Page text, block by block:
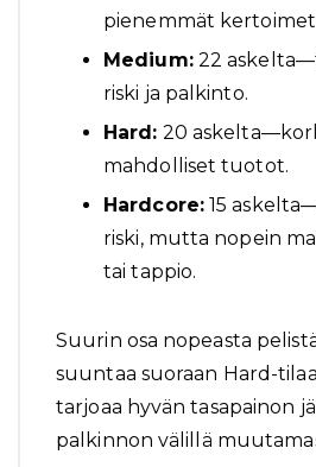
pienemmät
Medium:22
riski ja palkinto.
Hard: 20
mahdolliset tuotot.
Hardcore:15
riski, mutta nopein
tai tappio.
Suurin osa nopeasta
suuntaa suoraan Hard-
tarjoaa hyvän tasapainon
palkinnon välillä